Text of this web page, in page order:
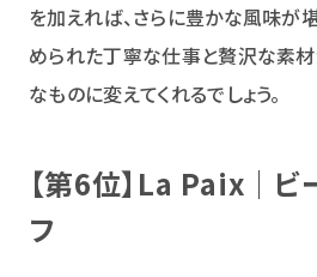
を加えれば、さらに豊かな風味が
められた丁寧な仕事と贅沢な素
なものに変えてくれるでしょう。
【第6位】La Paix｜ビ
フ